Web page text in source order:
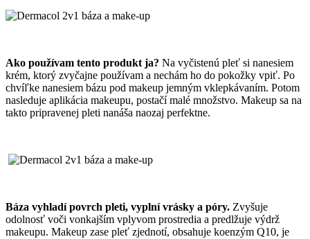
Ako používam tento produkt ja? Na vyčistenú pleť si nanesiem
krém, ktorý zvyčajne používam a nechám ho do pokožky vpiť. Po
chvíľke nanesiem bázu pod makeup jemným vklepkávaním. Potom
nasleduje aplikácia makeupu, postačí malé množstvo. Makeup sa na
takto pripravenej pleti nanáša naozaj perfektne.
Báza vyhladí povrch pleti, vyplní vrásky a póry. Zvyšuje
odolnosť voči vonkajším vplyvom prostredia a predlžuje výdrž
makeupu. Makeup zase pleť zjednotí, obsahuje koenzým Q10, je